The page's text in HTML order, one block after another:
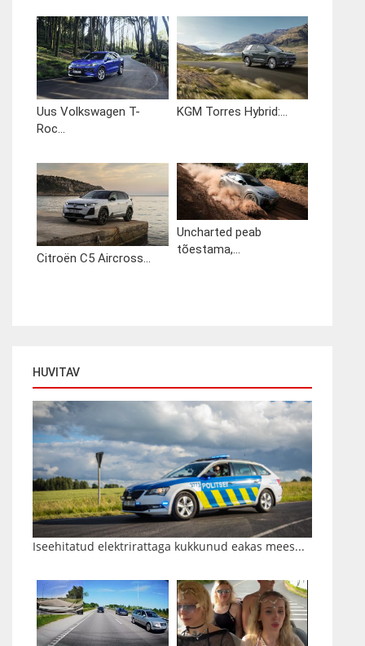
Uus Volkswagen T-
Roc...
KGM Torres Hybrid:...
Citroën C5 Aircross...
Uncharted peab
tõestama,...
HUVITAV
Iseehitatud elektrirattaga kukkunud eakas mees...